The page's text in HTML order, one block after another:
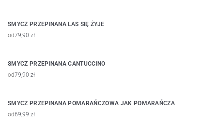
SMYCZ PRZEPINANA LAS SIĘ ŻYJE
od79,90 zł
SMYCZ PRZEPINANA CANTUCCINO
od79,90 zł
SMYCZ PRZEPINANA POMARAŃCZOWA JAK POMARAŃCZA
od69,99 zł